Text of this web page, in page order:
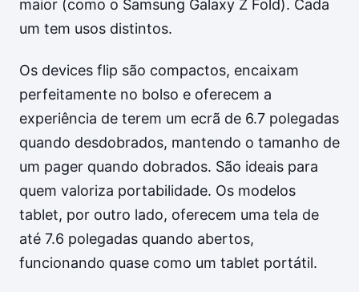
maior (como o Samsung Galaxy Z Fold). Cada
um tem usos distintos.
Os devices flip são compactos, encaixam
perfeitamente no bolso e oferecem a
experiência de terem um ecrã de 6.7 polegadas
quando desdobrados, mantendo o tamanho de
um pager quando dobrados. São ideais para
quem valoriza portabilidade. Os modelos
tablet, por outro lado, oferecem uma tela de
até 7.6 polegadas quando abertos,
funcionando quase como um tablet portátil.